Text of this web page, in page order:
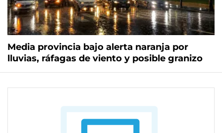
Media provincia bajo alerta naranja por
lluvias, ráfagas de viento y posible granizo